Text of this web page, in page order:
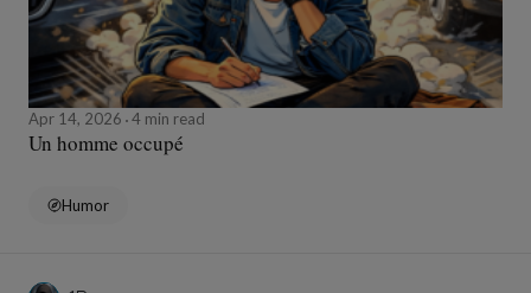
Apr 14, 2026 4 min read
Un homme occupé
Humor